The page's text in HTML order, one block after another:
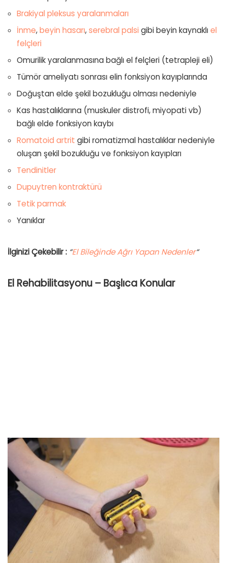
Brakiyal pleksus yaralanmaları
İnme,beyin hasarı,serebral palsi gibi beyin kaynaklıel
felçleri
Omurilik yaralanmasına bağlı el felçleri (tetrapleji eli)
Tümör ameliyatı sonrası elin fonksiyon kayıplarında
Doğuştan elde şekil bozukluğu olması nedeniyle
Kas hastalıklarına (muskuler distrofi, miyopati vb)
bağlı elde fonksiyon kaybı
Romatoid artrit gibi romatizmal hastalıklar nedeniyle
oluşan şekil bozukluğu ve fonksiyon kayıpları
Tendinitler
Dupuytren kontraktürü
Tetik parmak
Yanıklar
İlginizi Çekebilir : “El Bileğinde Ağrı Yapan Nedenler“
El Rehabilitasyonu – Başlıca Konular